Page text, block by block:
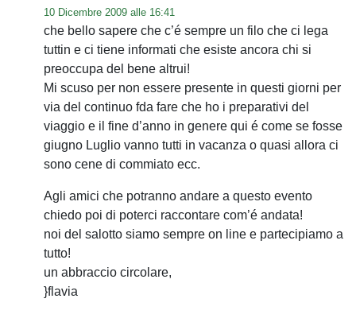
10 Dicembre 2009 alle 16:41
che bello sapere che c’é sempre un filo che ci lega
tuttin e ci tiene informati che esiste ancora chi si
preoccupa del bene altrui!
Mi scuso per non essere presente in questi giorni per
via del continuo fda fare che ho i preparativi del
viaggio e il fine d’anno in genere qui é come se fosse
giugno Luglio vanno tutti in vacanza o quasi allora ci
sono cene di commiato ecc.
Agli amici che potranno andare a questo evento
chiedo poi di poterci raccontare com’é andata!
noi del salotto siamo sempre on line e partecipiamo a
tutto!
un abbraccio circolare,
}flavia